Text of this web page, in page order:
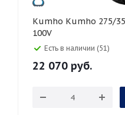
Kumho Kumho 275/35 R19 WinterCraft WP72
100V
Есть в наличии (51)
22 070 руб.